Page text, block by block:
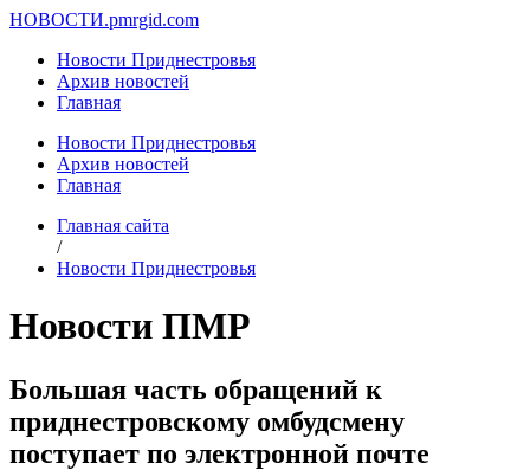
НОВОСТИ.pmrgid.com
Новости Приднестровья
Архив новостей
Главная
Новости Приднестровья
Архив новостей
Главная
Главная сайта
/
Новости Приднестровья
Новости ПМР
Большая часть обращений к
приднестровскому омбудсмену
поступает по электронной почте